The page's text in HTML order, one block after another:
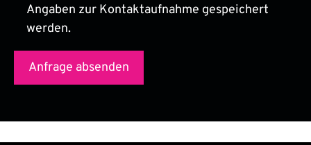
Angaben zur Kontaktaufnahme gespeichert
werden.